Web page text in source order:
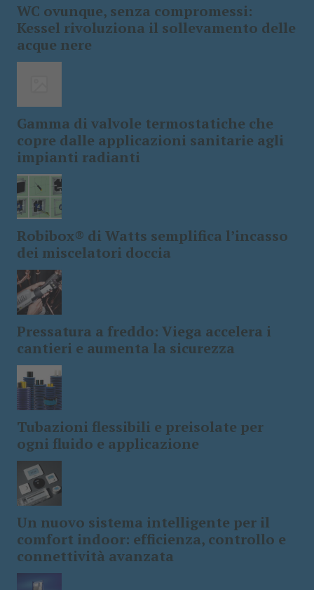
WC ovunque, senza compromessi:
Kessel rivoluziona il sollevamento delle
acque nere
Gamma di valvole termostatiche che
copre dalle applicazioni sanitarie agli
impianti radianti
Robibox® di Watts semplifica l’incasso
dei miscelatori doccia
Pressatura a freddo: Viega accelera i
cantieri e aumenta la sicurezza
Tubazioni flessibili e preisolate per
ogni fluido e applicazione
Un nuovo sistema intelligente per il
comfort indoor: efficienza, controllo e
connettività avanzata